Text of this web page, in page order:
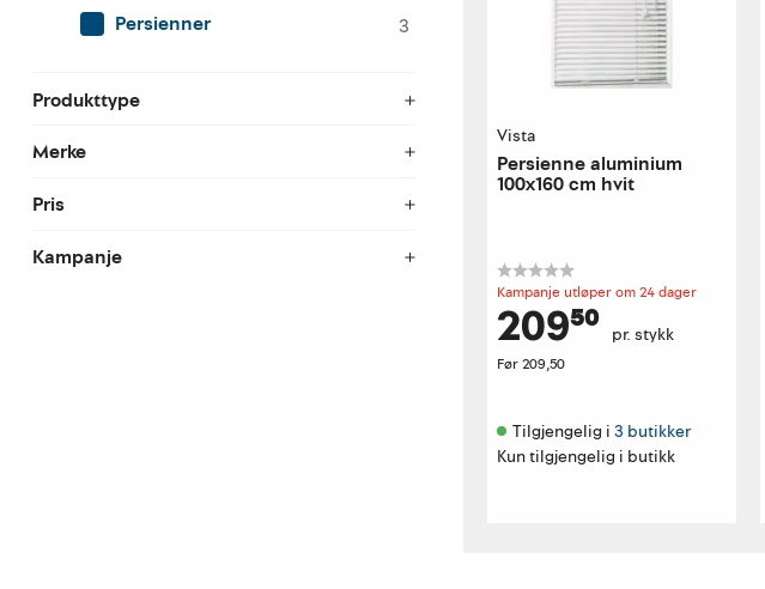
Persienner
3
Produkttype
Merke
Pris
Kampanje
Vista
Persienne aluminium
100x160 cm hvit
Kampanje utløper om 24 dager
209⁵⁰ pr. stykk
Før209,50
Tilgjengelig i 3 butikker
Kun tilgjengelig i butikk